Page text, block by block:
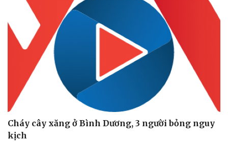
Doanh nghiệp
Thông tin doanh nghiệp
Công nghệ
Cháy cây xăng ở Bình Dương, 3 người bỏng nguy
kịch